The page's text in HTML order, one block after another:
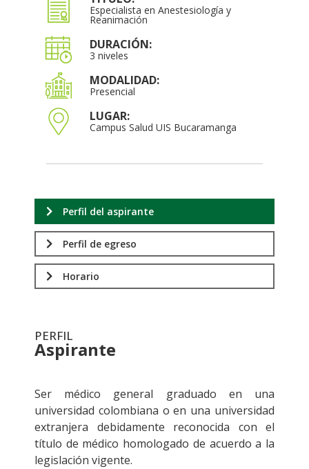
Especialista en Anestesiología y
Reanimación
DURACIÓN:
3 niveles
MODALIDAD:
Presencial
LUGAR:
Campus Salud UIS Bucaramanga
Perfil del aspirante
Perfil de egreso
Horario
PERFIL
Aspirante
Ser médico general graduado en una
universidad colombiana o en una universidad
extranjera debidamente reconocida con el
título de médico homologado de acuerdo a la
legislación vigente.